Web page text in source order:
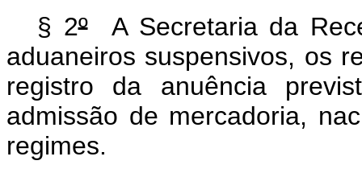
§ 2ºA Secretaria da
aduaneiros suspensivos, os
registro da anuência
admissão de mercadoria,
regimes.